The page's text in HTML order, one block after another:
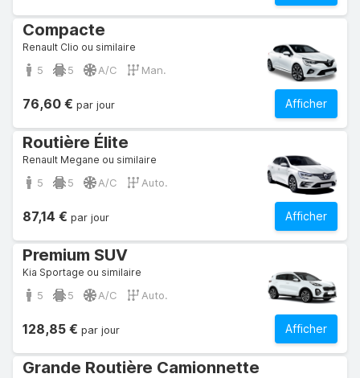
Compacte
Renault Clio ou similaire
5 5 A/C Man.
Afficher
76,60 € par jour
Routière Élite
Renault Megane ou similaire
5 5 A/C Auto.
Afficher
87,14 € par jour
Premium SUV
Kia Sportage ou similaire
5 5 A/C Auto.
Afficher
128,85 € par jour
Grande Routière Camionnette